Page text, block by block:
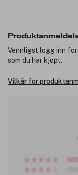
Vennligst logg inn
som du har kjøpt.
Vilkår for